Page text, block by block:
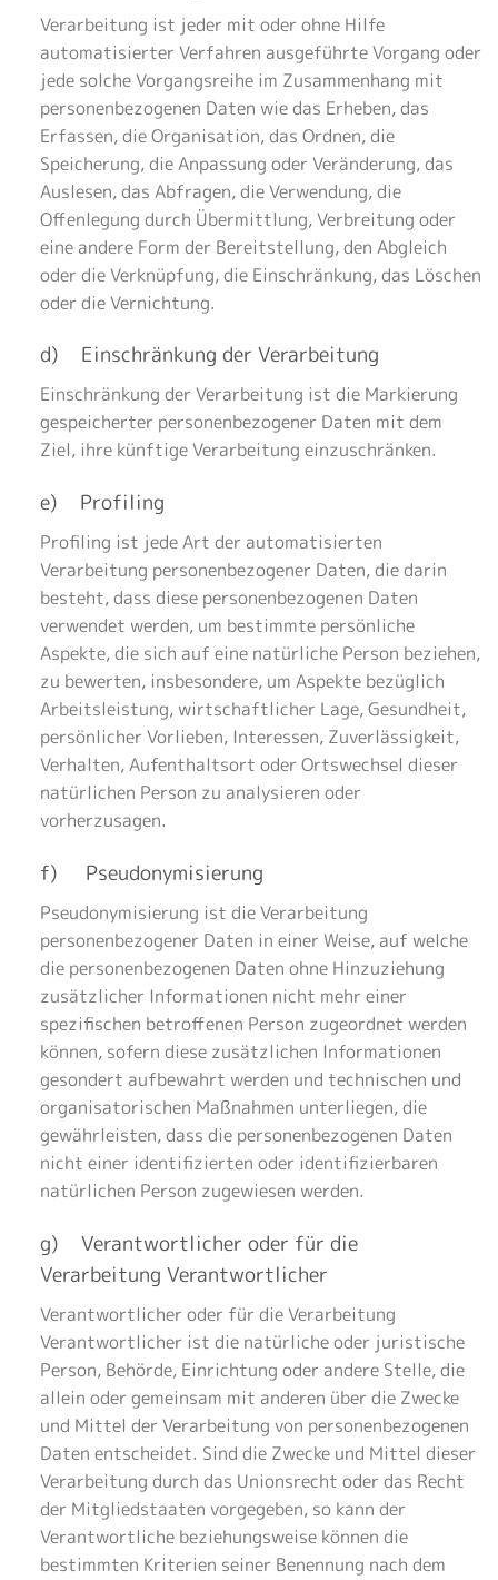
Verarbeitung ist jeder mit oder ohne Hilfe
automatisierter Verfahren ausgeführte Vorgang oder
jede solche Vorgangsreihe im Zusammenhang mit
personenbezogenen Daten wie das Erheben, das
Erfassen, die Organisation, das Ordnen, die
Speicherung, die Anpassung oder Veränderung, das
Auslesen, das Abfragen, die Verwendung, die
Offenlegung durch Übermittlung, Verbreitung oder
eine andere Form der Bereitstellung, den Abgleich
oder die Verknüpfung, die Einschränkung, das Löschen
oder die Vernichtung.
d) Einschränkung der Verarbeitung
Einschränkung der Verarbeitung ist die Markierung
gespeicherter personenbezogener Daten mit dem
Ziel, ihre künftige Verarbeitung einzuschränken.
e) Profiling
Profiling ist jede Art der automatisierten
Verarbeitung personenbezogener Daten, die darin
besteht, dass diese personenbezogenen Daten
verwendet werden, um bestimmte persönliche
Aspekte, die sich auf eine natürliche Person beziehen,
zu bewerten, insbesondere, um Aspekte bezüglich
Arbeitsleistung, wirtschaftlicher Lage, Gesundheit,
persönlicher Vorlieben, Interessen, Zuverlässigkeit,
Verhalten, Aufenthaltsort oder Ortswechsel dieser
natürlichen Person zu analysieren oder
vorherzusagen.
f) Pseudonymisierung
Pseudonymisierung ist die Verarbeitung
personenbezogener Daten in einer Weise, auf welche
die personenbezogenen Daten ohne Hinzuziehung
zusätzlicher Informationen nicht mehr einer
spezifischen betroffenen Person zugeordnet werden
können, sofern diese zusätzlichen Informationen
gesondert aufbewahrt werden und technischen und
organisatorischen Maßnahmen unterliegen, die
gewährleisten, dass die personenbezogenen Daten
nicht einer identifizierten oder identifizierbaren
natürlichen Person zugewiesen werden.
g) Verantwortlicher oder für die
Verarbeitung Verantwortlicher
Verantwortlicher oder für die Verarbeitung
Verantwortlicher ist die natürliche oder juristische
Person, Behörde, Einrichtung oder andere Stelle, die
allein oder gemeinsam mit anderen über die Zwecke
und Mittel der Verarbeitung von personenbezogenen
Daten entscheidet. Sind die Zwecke und Mittel dieser
Verarbeitung durch das Unionsrecht oder das Recht
der Mitgliedstaaten vorgegeben, so kann der
Verantwortliche beziehungsweise können die
bestimmten Kriterien seiner Benennung nach dem